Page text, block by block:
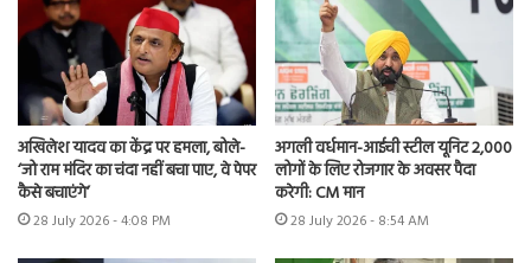
अखिलेश यादव का केंद्र पर हमला, बोले-
‘जो राम मंदिर का चंदा नहीं बचा पाए, वे पेपर
कैसे बचाएंगे’
28 July 2026 - 4:08 PM
अगली वर्धमान-आईची स्टील यूनिट 2,000
लोगों के लिए रोजगार के अवसर पैदा
करेगी: CM मान
28 July 2026 - 8:54 AM